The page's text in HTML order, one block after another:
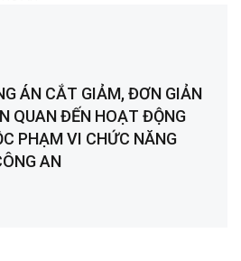
ÁN CẮT GIẢM, ĐƠN GIẢN
QUAN ĐẾN HOẠT ĐỘNG
PHẠM VI CHỨC NĂNG
AN